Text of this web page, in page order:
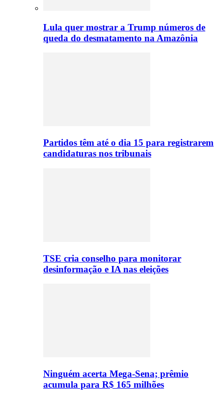
Lula quer mostrar a Trump números de
queda do desmatamento na Amazônia
Partidos têm até o dia 15 para registrarem
candidaturas nos tribunais
TSE cria conselho para monitorar
desinformação e IA nas eleições
Ninguém acerta Mega-Sena; prêmio
acumula para R$ 165 milhões